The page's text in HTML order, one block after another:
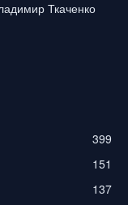
Ткаченко
399
151
137